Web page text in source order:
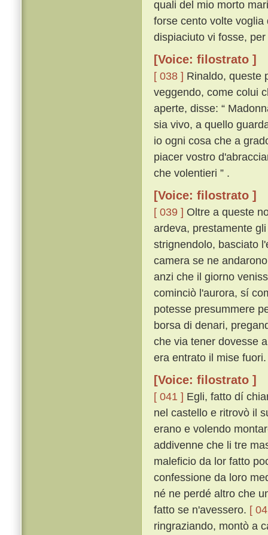
quali del mio morto
forse cento volte
dispiaciuto vi fosse,
[Voice: filostrato ]
[ 038 ] Rinaldo, queste
veggendo, come colui
aperte, disse: “
sia vivo, a quello
io ogni cosa che a
piacer vostro
che volentieri ” .
[Voice: filostrato ]
[ 039 ] Oltre a queste
ardeva, prestamente
strignendolo, basciato
camera se ne
anzi che il giorno
cominciò l'aurora, sí
potesse presummere
borsa di denari,
che via tener dovesse
era entrato il mise fuori.
[Voice: filostrato ]
[ 041 ] Egli, fatto dí
nel castello e ritrovò il
erano e volendo
addivenne che li tre
maleficio da lor fatto
confessione da loro
né ne perdé altro che
fatto se n'avessero. [
ringraziando, montò a